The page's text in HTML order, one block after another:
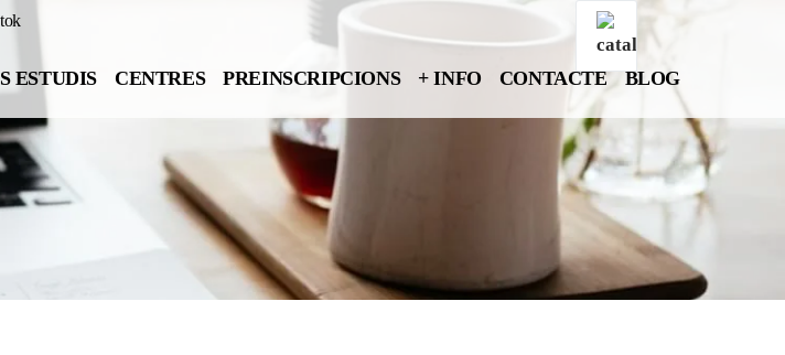
ESTUDIS CENTRES PREINSCRIPCIONS + INFO CONTACTE BLOG